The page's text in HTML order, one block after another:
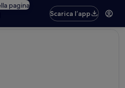
pagina
Scarica l’app